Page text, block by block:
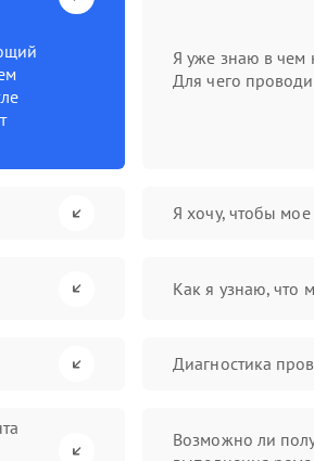
Я уже знаю в чем
Для чего
Я хочу, чтобы
Как я узнаю, что
Диагностика
Возможно ли